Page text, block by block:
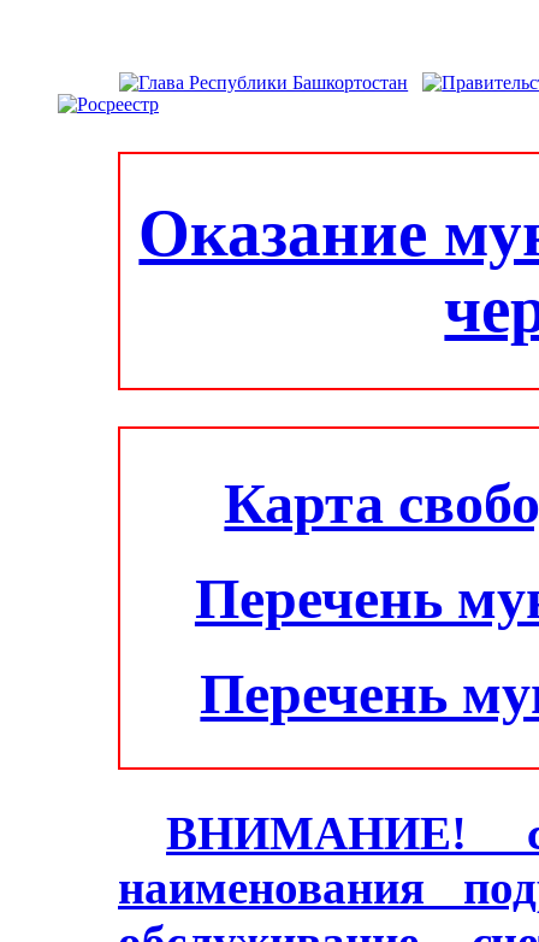
Оказание
Карта
Перечень
Перечень
ВНИМАНИЕ! с
наименования